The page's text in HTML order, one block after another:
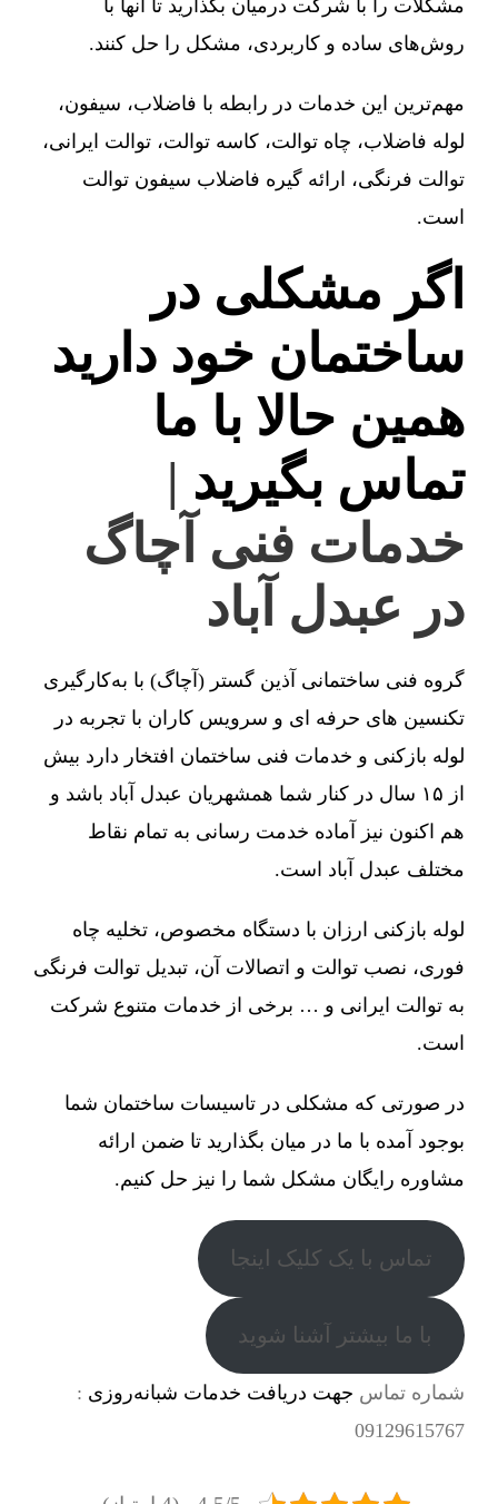
مشکلات را با شرکت درمیان بگذارید تا آنها با
روش‌های ساده و کاربردی، مشکل را حل کنند.
مهم‌ترین این خدمات در رابطه با فاضلاب، سیفون،
لوله فاضلاب، چاه توالت، کاسه توالت، توالت ایرانی،
توالت فرنگی، ارائه گیره فاضلاب سیفون توالت
است.
اگر مشکلی در
ساختمان خود دارید
همین حالا با ما
تماس بگیرید |
خدمات فنی آچاگ
در عبدل آباد
گروه فنی ساختمانی آذین گستر (آچاگ) با به‌کارگیری
تکنسین های حرفه ای و سرویس کاران با تجربه در
لوله بازکنی و خدمات فنی ساختمان افتخار دارد بیش
از ۱۵ سال در کنار شما همشهریان عبدل آباد باشد و
هم اکنون نیز آماده خدمت رسانی به تمام نقاط
مختلف عبدل آباد است.
لوله بازکنی ارزان با دستگاه مخصوص، تخلیه چاه
فوری، نصب توالت و اتصالات آن، تبدیل توالت فرنگی
به توالت ایرانی و … برخی از خدمات متنوع شرکت
است.
در صورتی که مشکلی در تاسیسات ساختمان شما
بوجود آمده با ما در میان بگذارید تا ضمن ارائه
مشاوره رایگان مشکل شما را نیز حل کنیم.
تماس با یک کلیک اینجا
با ما بیشتر آشنا شوید
شماره تماس جهت دریافت خدمات شبانه‌روزی :
09129615767